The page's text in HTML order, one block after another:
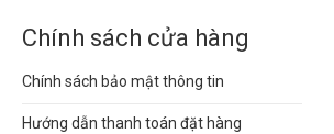
Chính sách cửa hàng
Chính sách bảo mật thông tin
Hướng dẫn thanh toán đặt hàng